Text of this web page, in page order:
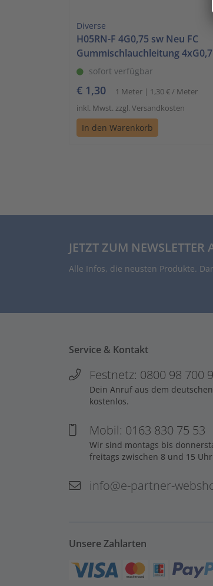
Diverse
H05RN-F 4G0,75 sw Neu FC
Gummischlauchleitung
sofort verfügbar
€ 1,30
1 Meter | 1,30 € / Meter
inkl. Mwst. zzgl. Versandkosten
In den Warenkorb
JETZT ZUM NEWSLETTER
Alle Infos, die neusten Produkte.
Service & Kontakt
Festnetz: 0800 98 700
Dein Anruf aus dem
kostenlos.
Mobil: 0163 830 75 53
Wir sind montags bis
freitags zwischen 8 und 15
info@e-partner-
Unsere Zahlarten